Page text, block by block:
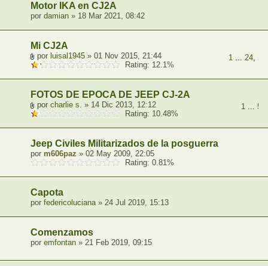
Motor IKA en CJ2A
por damian » 18 Mar 2021, 08:42
Mi CJ2A
1 ... 24, 25
por luisal1945 » 01 Nov 2015, 21:44
Rating: 12.1%
FOTOS DE EPOCA DE JEEP CJ-2A
1 ... 5
por charlie s. » 14 Dic 2013, 12:12
Rating: 10.48%
Jeep Civiles Militarizados de la posguerra
por m606paz » 02 May 2009, 22:05
Rating: 0.81%
Capota
por federicoluciana» 24 Jul 2019, 15:13
Comenzamos
por emfontan » 21 Feb 2019, 09:15